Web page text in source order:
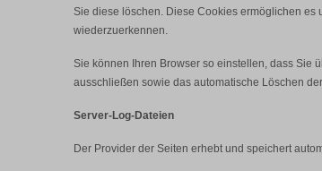
Sie diese löschen. Diese Cookies ermöglichen es
wiederzuerkennen.
Sie können Ihren Browser so einstellen, dass Sie
ausschließen sowie das automatische Löschen
Server-Log-Dateien
Der Provider der Seiten erhebt und speichert